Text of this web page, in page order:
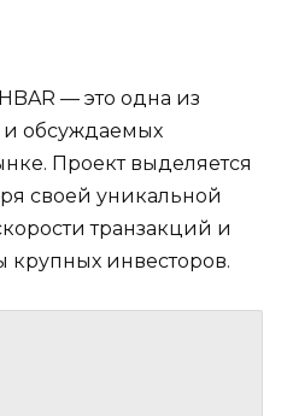
— это одна из
и обсуждаемых
Проект выделяется
своей уникальной
транзакций и
крупных инвесторов.